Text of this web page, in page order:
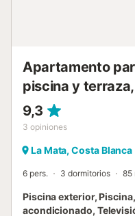
Apartamento
piscina y
9,3
3 opiniones
La Mata, Costa Blanca
6 pers. 3 dormitorios 85
Piscina exterior,
acondicionado,